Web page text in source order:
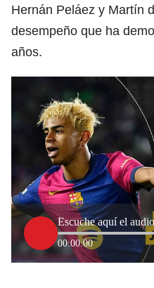
Hernán Peláez y Martín
desempeño que ha
años.
00:00:00